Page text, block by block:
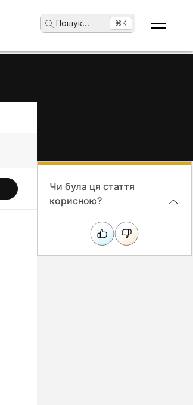
Пошук... ⌘K
Чи була ця стаття
корисною?